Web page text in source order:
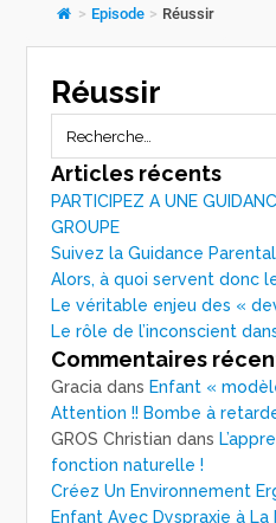
> Episode > Réussir
Réussir
Articles récents
PARTICIPEZ A UNE
GROUPE
Suivez la Guidance
Alors, à quoi servent donc
Le véritable enjeu des «
Le rôle de l’inconscient
Commentaires
Gracia dans Enfant «
Attention !! Bombe à
GROS Christian dans
fonction naturelle !
Créez Un Environnement
Enfant Avec Dyspraxie à La